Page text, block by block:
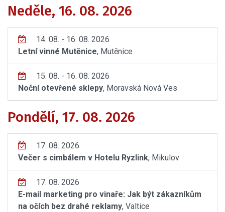
Neděle, 16. 08. 2026
14. 08. - 16. 08. 2026
Letní vinné Mutěnice, Mutěnice
15. 08. - 16. 08. 2026
Noční otevřené sklepy, Moravská Nová Ves
Pondělí, 17. 08. 2026
17. 08. 2026
Večer s cimbálem v Hotelu Ryzlink, Mikulov
17. 08. 2026
E-mail marketing pro vinaře: Jak být zákazníkům
na očích bez drahé reklamy, Valtice